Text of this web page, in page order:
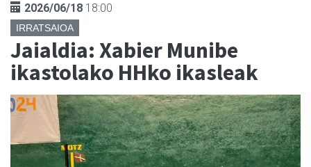
2026/06/18 18:00
IRRATSAIOA
Jaialdia: Xabier Munibe
ikastolako HHko ikasleak